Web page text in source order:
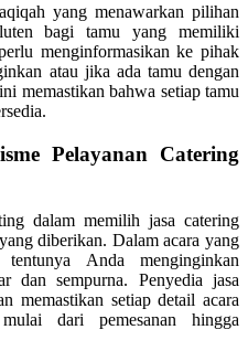
yang menawarkan pilihan
bagi tamu yang memiliki
menginformasikan ke pihak
atau jika ada tamu dengan
memastikan bahwa setiap tamu
Pelayanan Catering
dalam memilih jasa catering
diberikan. Dalam acara yang
Anda menginginkan
dan sempurna. Penyedia jasa
memastikan setiap detail acara
dari pemesanan hingga